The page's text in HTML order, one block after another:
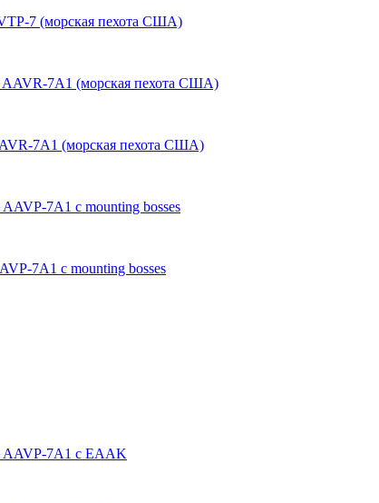
7 (морская пехота США)
7A1 (морская пехота США)
7A1 с mounting bosses